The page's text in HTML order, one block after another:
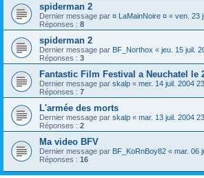
spiderman 2
Dernier message par ¤ LaMainNoire ¤ « ven. 23
Réponses : 8
spiderman 2
Dernier message par BF_Northox « jeu. 15 juil.
Réponses : 3
Fantastic Film Festival a Neuchatel le
Dernier message par skalp « mer. 14 juil. 2004
Réponses : 7
L'armée des morts
Dernier message par skalp « mar. 13 juil. 2004
Réponses : 2
Ma video BFV
Dernier message par BF_KoRnBoy82 « mar. 06
Réponses : 16